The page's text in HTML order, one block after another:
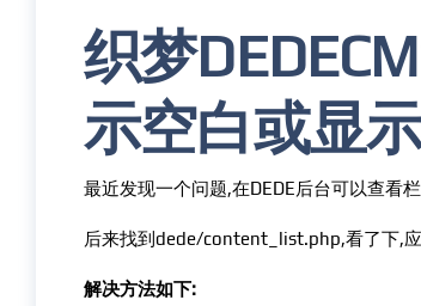
织梦
示空白或显
最近发现一个问题,在DEDE后台可以查看
后来找到dede/content_list.php,看了下,
解决方法如下: